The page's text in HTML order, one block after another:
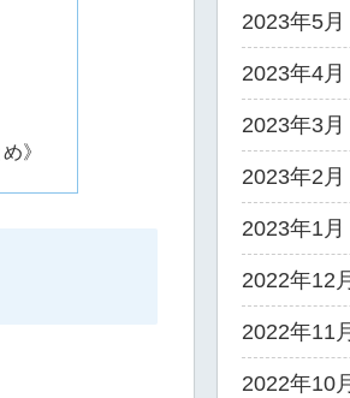
》
2023年5月
2023年4月
2023年3月
2023年2月
2023年1月
2022年12月
2022年11月
2022年10月